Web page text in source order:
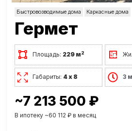
Быстровозводимые дома Каркасные дома
Гермет
Площадь: 229 м2
Габариты: 4 х 8 3
~7 213 500 ₽
В ипотеку ~60 112 ₽ в месяц